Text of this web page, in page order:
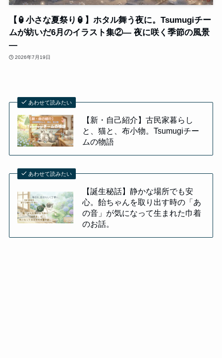
【🏮小さな夏祭り🏮】ホタル舞う夜に。Tsumugiチー
ムが紡いだ6月のイラスト集②― 夜に咲く季節の風景
―
2026年7月19日
あわせて読みたい
【新・自己紹介】古民家暮らし
と、猫と、布小物。Tsumugiチー
ムの物語
あわせて読みたい
【誕生秘話】静かな場所でも安
心。飴ちゃんを取り出す時の「あ
の音」が気になって生まれた巾着
のお話。